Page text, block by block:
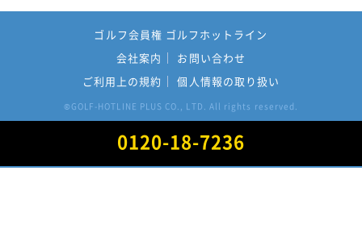
ゴルフ会員権 ゴルフホットライン
会社案内
お問い合わせ
ご利用上の規約
個人情報の取り扱い
© GOLF-HOTLINE PLUS CO., LTD. All rights reserved.
0120-18-7236